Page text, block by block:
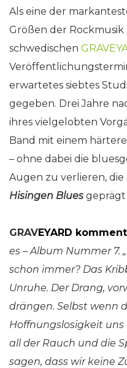
Als eine der
Größen der Rockmusik
schwedischen
erwartetes siebtes
gegeben. Drei Jahre
ihres vielgelobten
Band mit einem
– ohne dabei die
Augen zu verlieren,
Hisingen Blues geprägt
GRAVEYARD
es – Album Nummer 7. „
schon immer? Das
Unruhe. Der Drang,
drängen. Selbst wenn
Hoffnungslosigkeit
all der Rauch und die
sagen, dass wir keine